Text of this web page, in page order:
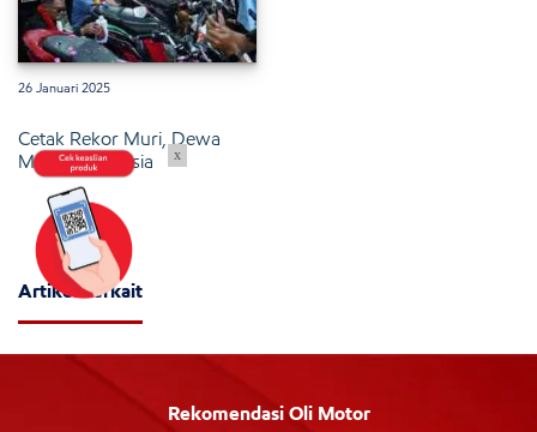
26 Januari 2025
Cetak Rekor Muri, Dewa
Motor Indonesia
Artikel Terkait
Rekomendasi Oli Motor
x